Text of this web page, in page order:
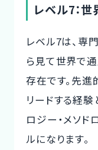
レベル7：
レベル7は、専
ら見て世界で
存在です。先
リードする経験
ロジー・メソド
ルになります。